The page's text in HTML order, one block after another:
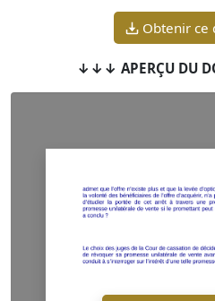
Obtenir ce
↓↓↓ APERÇU DU